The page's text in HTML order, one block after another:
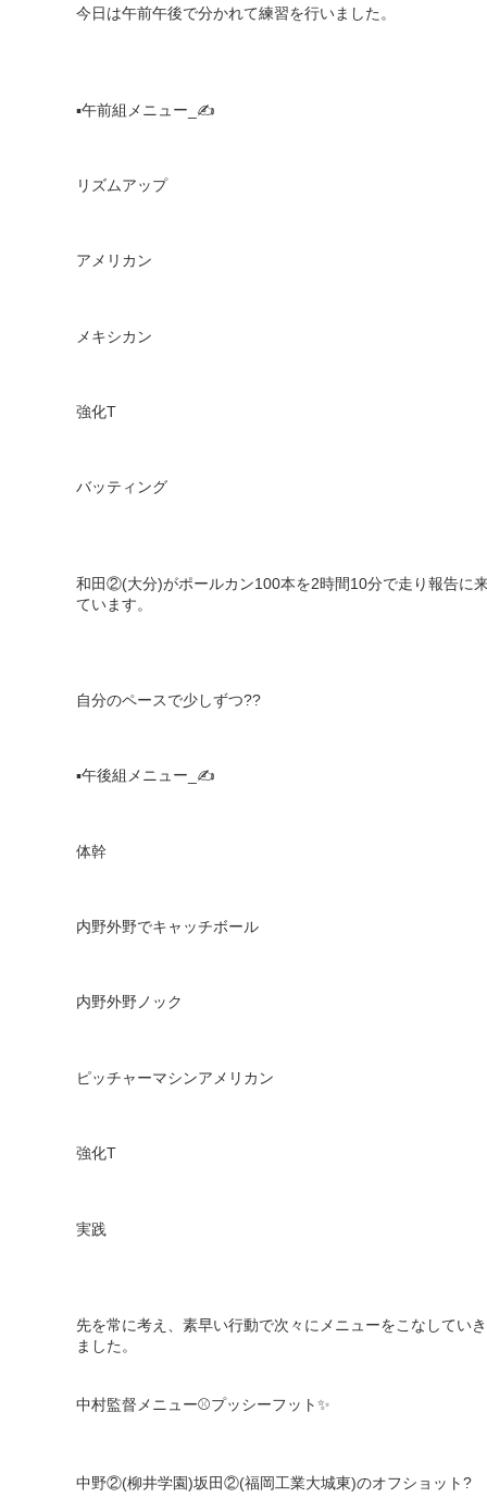
今日は午前午後で分かれて練習を行いました。
▪️午前組メニュー ✍
リズムアップ
アメリカン
メキシカン
強化T
バッティング
和田②(大分)がポールカン100本を2時間10分で走り報告に
ています。
自分のペースで少しずつ??
▪️午後組メニュー ✍
体幹
内野外野でキャッチボール
内野外野ノック
ピッチャーマシンアメリカン
強化T
実践
先を常に考え、素早い行動で次々にメニューをこなしてい
ました。
中村監督メニュー⚾️プッシーフット✨
中野②(柳井学園)坂田②(福岡工業大城東)のオフショット?